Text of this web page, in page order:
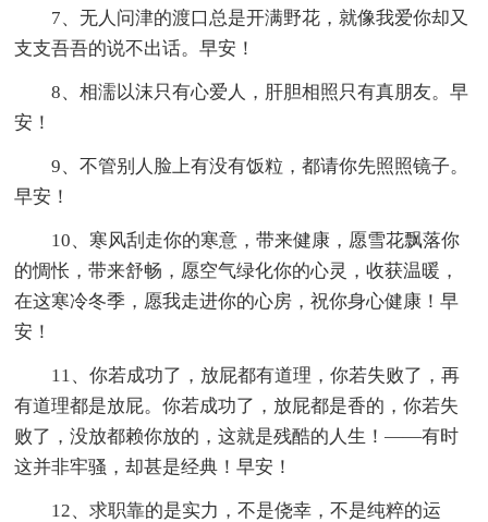
7、无人问津的渡口总是开满野花，就像我爱你却又
支支吾吾的说不出话。早安！
8、相濡以沫只有心爱人，肝胆相照只有真朋友。早
安！
9、不管别人脸上有没有饭粒，都请你先照照镜子。
早安！
10、寒风刮走你的寒意，带来健康，愿雪花飘落你
的惆怅，带来舒畅，愿空气绿化你的心灵，收获温暖，
在这寒冷冬季，愿我走进你的心房，祝你身心健康！早
安！
11、你若成功了，放屁都有道理，你若失败了，再
有道理都是放屁。你若成功了，放屁都是香的，你若失
败了，没放都赖你放的，这就是残酷的人生！——有时
这并非牢骚，却甚是经典！早安！
12、求职靠的是实力，不是侥幸，不是纯粹的运